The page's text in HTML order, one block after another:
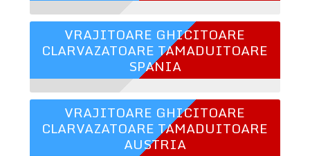
VRAJITOARE GHICITOARE
CLARVAZATOARE TAMADUITOARE
SPANIA
VRAJITOARE GHICITOARE
CLARVAZATOARE TAMADUITOARE
AUSTRIA